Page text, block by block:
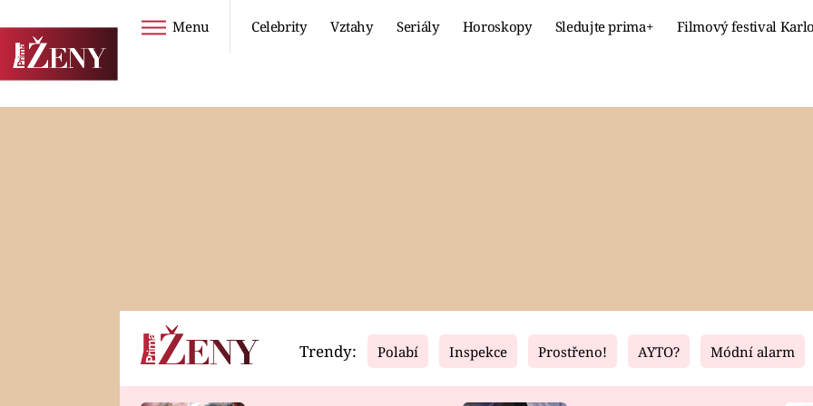
Menu Celebrity Vztahy Seriály Horoskopy Sledujte prima+ Filmový festival
Horoskopy Video Fresh Living
Trendy: Polabí Inspekce Prostřeno! AYTO? Módní alarm